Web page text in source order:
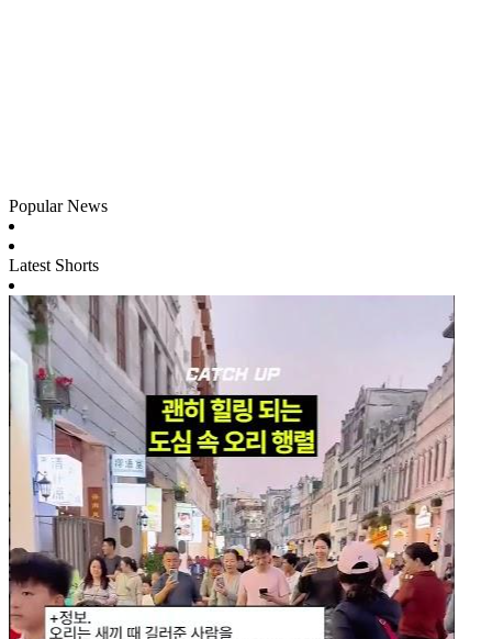
Popular News
Latest Shorts